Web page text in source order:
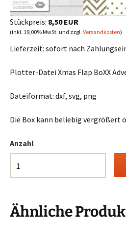
Stückpreis: 8,50 EUR
(inkl. 19,00% MwSt. und zzgl. Versandkosten)
Lieferzeit: sofort nach
Plotter-Datei Xmas Flap BoXX
Dateiformat: dxf, svg, png
Die Box kann beliebig vergrößert
Anzahl
Ähnliche